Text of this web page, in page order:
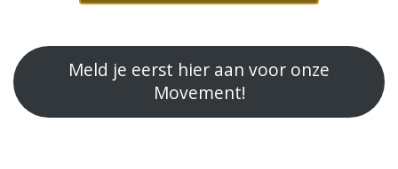
Meld je eerst hier aan voor onze
Movement!